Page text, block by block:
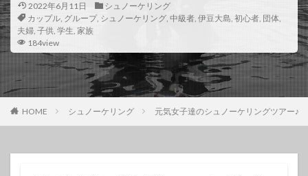
2022年6月11日
シュノーケリング
カップル, グループ, シュノーケリング, 中級者, 伊豆大島, 初心者, 団体,
夫婦, 子供, 学生, 家族
184view
HOME シュノーケリング 元気女子達のシュノーケリングツアー♪